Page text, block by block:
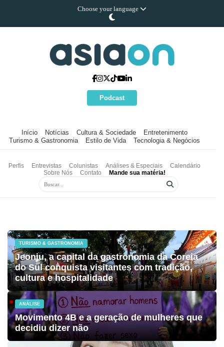
Choose your language
Podcast
Início Notícias Cultura & Sociedade
Entretenimento
Turismo & Gastronomia
Estilo de Vida Tecnologia & Negócios
Perfis Entrevistas Colunistas Análises & Especiais
Calendário
Sobre Nós
Contato Mande sua matéria!
TURISMO & GASTRONOMIA
Jeonju, a capital da gastronomia da Coreia
do Sul conquista visitantes com tradição,
cultura e hospitalidade
ANÁLISE
Movimento 4B e a geração de mulheres que
decidiu dizer não